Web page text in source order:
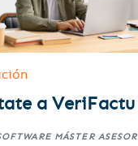
a VeriFactu
MÁSTER ASESOR